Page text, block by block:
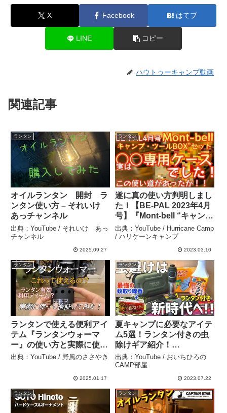
X Facebook はてブ
LINE コピー
ハウトゥーキャンプ動画
関連記事
ランタン
オイルランタン 開封 ラ
ンタン使い方 – それいけ
あっチャンネル
出典：YouTube / それいけ あっ
チャンネル
2025.09.27
ランタン
遂に真の使い方判明しまし
た！【BE-PAL 2023年4月
号】『Mont-bell “キャン
プ・ツールBOX”セット』
の真の使い方が遂に判明！
【キャンプ道具】【ビーパ
ロ】#483 – Hurricane
Camp / ハリケーンキャン
プ
出典：YouTube / Hurricane Camp
/ ハリケーンキャンプ
2023.03.10
ランタン
ランタンで使える便利アイ
テム『ランタンウォーマ
ー』の使い方と実際に使っ
た検証結果！注意点も – 野
出典：YouTube / 野風のささやき
2025.01.17
ランタン
夏キャンプに必要なアイテ
ム5選！ランタン付きの虫
除けギア紹介！
【FLEXRAIL TINY
REPEL】 – おいちひろの
出典：YouTube / おいちひろの
CAMP部屋
2023.07.22
ランタン ランタン